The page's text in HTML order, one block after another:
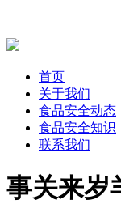
首页
关于我们
食品安全动态
食品安全知识
联系我们
事关来岁